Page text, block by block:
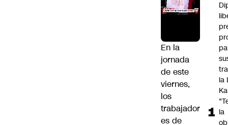
En la
jornada
de este
viernes,
los
trabajador
es de
la
la